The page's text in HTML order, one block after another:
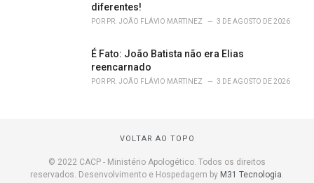
diferentes!
POR PR. JOÃO FLÁVIO MARTINEZ 3 DE AGOSTO DE 2026
É Fato: João Batista não era Elias
reencarnado
POR PR. JOÃO FLÁVIO MARTINEZ 3 DE AGOSTO DE 2026
VOLTAR AO TOPO
© 2022 CACP - Ministério Apologético. Todos os direitos
reservados. Desenvolvimento e Hospedagem by M31 Tecnologia.